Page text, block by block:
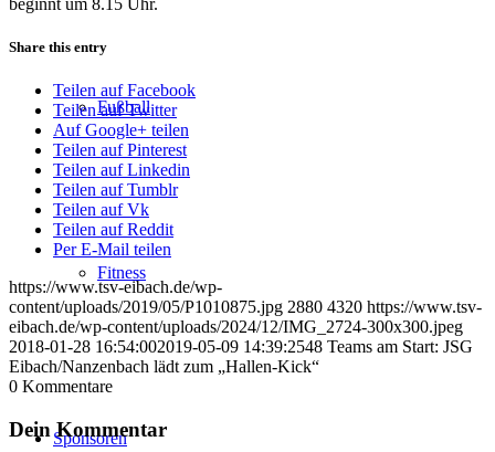
Fußball
Fitness
Sponsoren
Share this entry
Teilen auf Facebook
Teilen auf Twitter
Auf Google+ teilen
Teilen auf Pinterest
Teilen auf Linkedin
Teilen auf Tumblr
Teilen auf Vk
Teilen auf Reddit
Per E-Mail teilen
https://www.tsv-eibach.de/wp-
content/uploads/2019/05/P1010875.jpg 2880 4320 https://www.tsv-
eibach.de/wp-content/uploads/2024/12/IMG_2724-300x300.jpeg
2018-01-28 16:54:002019-05-09 14:39:2548 Teams am Start: JSG
Eibach/Nanzenbach lädt zum „Hallen-Kick“
0 Kommentare
Dein Kommentar